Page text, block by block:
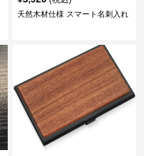
天然木材仕様 スマート名刺入れ